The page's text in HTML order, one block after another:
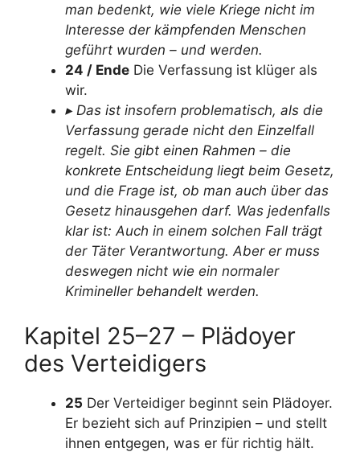
man bedenkt, wie viele Kriege nicht im
Interesse der kämpfenden Menschen
geführt wurden – und werden.
24 / Ende Die Verfassung ist klüger als
wir.
▸ Das ist insofern problematisch, als die
Verfassung gerade nicht den Einzelfall
regelt. Sie gibt einen Rahmen – die
konkrete Entscheidung liegt beim Gesetz,
und die Frage ist, ob man auch über das
Gesetz hinausgehen darf. Was jedenfalls
klar ist: Auch in einem solchen Fall trägt
der Täter Verantwortung. Aber er muss
deswegen nicht wie ein normaler
Krimineller behandelt werden.
Kapitel 25–27 – Plädoyer
des Verteidigers
25 Der Verteidiger beginnt sein Plädoyer.
Er bezieht sich auf Prinzipien – und stellt
ihnen entgegen, was er für richtig hält.